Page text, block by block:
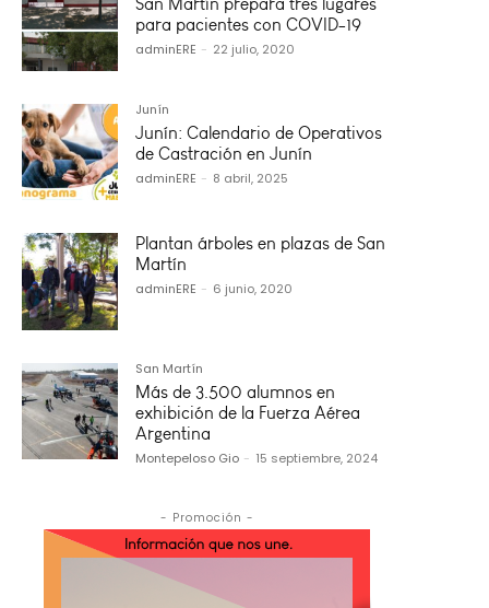
para pacientes con COVID-19
adminERE - 22 julio, 2020
Junín
Junín: Calendario de Operativos
de Castración en Junín
adminERE - 8 abril, 2025
Plantan árboles en plazas de San
Martín
adminERE - 6 junio, 2020
San Martín
Más de 3.500 alumnos en
exhibición de la Fuerza Aérea
Argentina
Montepeloso Gio - 15 septiembre, 2024
- Promoción -